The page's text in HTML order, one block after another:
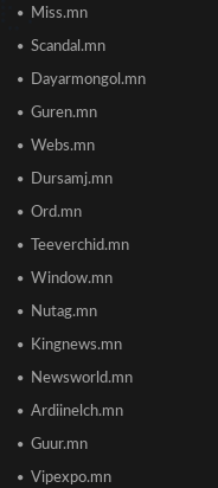
2026/
улсаас
Miss.mn
Scandal.mn
Dayarmongol.mn
Guren.mn
Webs.mn
Dursamj.mn
Ord.mn
Teeverchid.mn
Window.mn
Nutag.mn
Kingnews.mn
Newsworld.mn
Ardiinelch.mn
Guur.mn
Vipexpo.mn